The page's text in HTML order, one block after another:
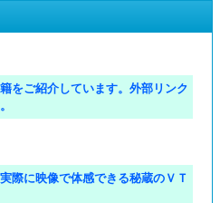
をご紹介しています。外部リンク
際に映像で体感できる秘蔵のＶＴ